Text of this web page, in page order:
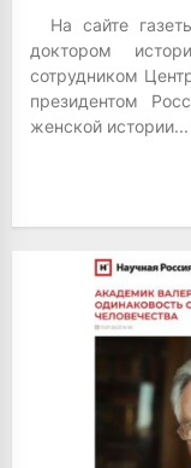
На сайте
доктором
сотрудником
президентом
женской истории...